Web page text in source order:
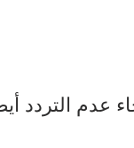
عدم التردد